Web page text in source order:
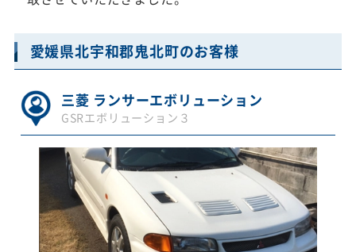
愛媛県北宇和郡鬼北町のお客様
三菱 ランサーエボリューション
GSRエボリューション３